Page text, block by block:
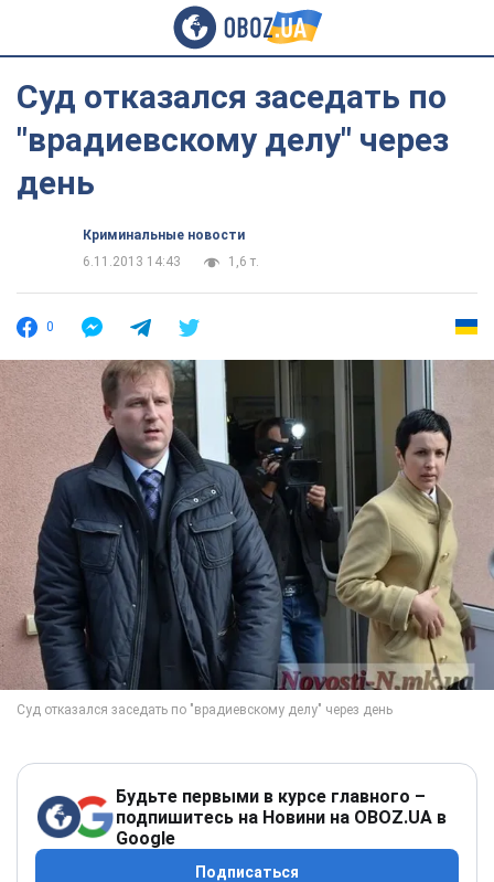
Суд отказался заседать по
"врадиевскому делу" через
день
Криминальные новости
6.11.2013 14:43
1,6 т.
0
Будьте первыми в курсе главного –
подпишитесь на Новини на OBOZ.UA в
Google
Подписаться